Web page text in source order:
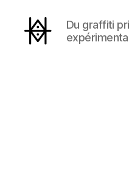
Du graffiti